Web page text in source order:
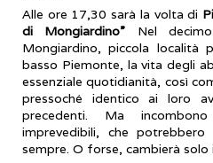
Alle ore 17,30 sarà la volta di
di Mongiardino” Nel
Mongiardino, piccola località
basso Piemonte, la vita degli
essenziale quotidianità, così
pressoché identico ai loro
precedenti. Ma
imprevedibili, che
sempre. O forse, cambierà solo